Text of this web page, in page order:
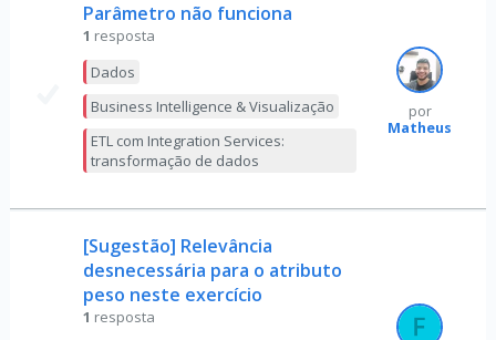
Parâmetro não funciona
1 resposta
Dados
Business Intelligence & Visualização
ETL com Integration Services:
transformação de dados
por
Matheus
[Sugestão] Relevância
desnecessária para o atributo
peso neste exercício
1 resposta